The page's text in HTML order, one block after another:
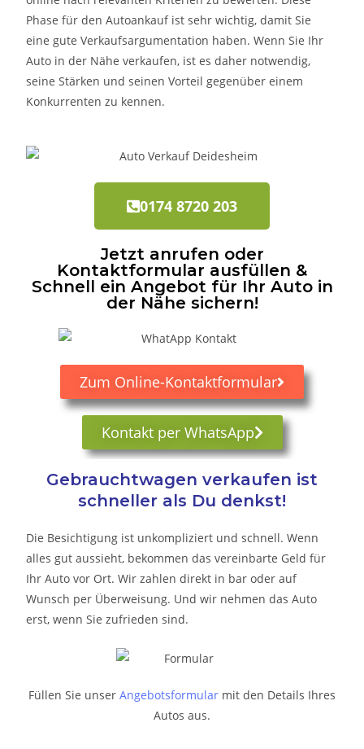
Phase für den Autoankauf ist sehr wichtig, damit Sie
eine gute Verkaufsargumentation haben. Wenn Sie Ihr
Auto in der Nähe verkaufen, ist es daher notwendig,
seine Stärken und seinen Vorteil gegenüber einem
Konkurrenten zu kennen.
0174 8720 203
Jetzt anrufen oder
Kontaktformular ausfüllen &
Schnell ein Angebot für Ihr Auto in
der Nähe sichern!
Zum Online-Kontaktformular
Kontakt per WhatsApp
Gebrauchtwagen verkaufen ist
schneller als Du denkst!
Die Besichtigung ist unkompliziert und schnell. Wenn
alles gut aussieht, bekommen das vereinbarte Geld für
Ihr Auto vor Ort. Wir zahlen direkt in bar oder auf
Wunsch per Überweisung. Und wir nehmen das Auto
erst, wenn Sie zufrieden sind.
Füllen Sie unser Angebotsformular mit den Details Ihres
Autos aus.